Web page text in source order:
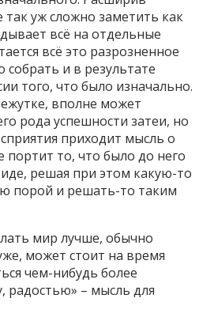
так уж сложно заметить как
всё на отдельные
всё это разрозненное
и в результате
того, что было изначально.
вполне может
рода успешности затеи, но
приходит мысль о
портит то, что было до него
решая при этом какую-то
порой и решать-то таким
мир лучше, обычно
может стоит на время
чем-нибудь более
радостью» – мысль для